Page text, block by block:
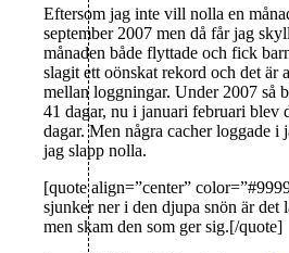
Eftersom jag inte vill nolla en
september 2007 men då får jag
månaden både flyttade och fick
slagit ett oönskat rekord och det är
mellan loggningar. Under 2007 så
41 dagar, nu i januari februari blev
dagar. Men några cacher loggade i
jag slapp nolla.
[quote align=”center”
sjunker ner i den djupa snön är det
men skam den som ger sig.[/quote]